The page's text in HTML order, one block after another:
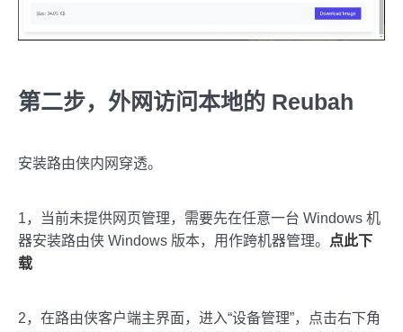
第二步，外网访问本地的 Reubah
安装路由侠内网穿透。
1，当前未提供网页管理，需要先在任意一台 Windows 机
器安装路由侠 Windows 版本，用作跨机器管理。
点此下
载
2，在路由侠客户端主界面，进入“设备管理”，点击右下角